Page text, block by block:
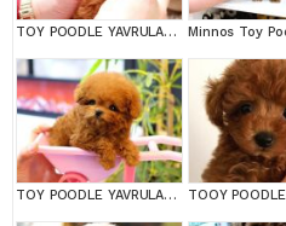
TOY POODLE YAVRULARIM
TOY POODLE YAVRULARIM